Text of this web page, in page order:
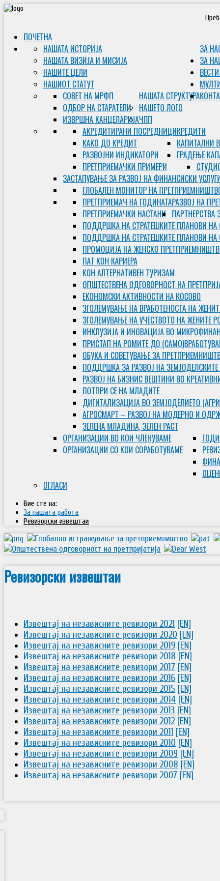
ПОЧЕТНА
ЗА
НАШАТА ИСТОРИЈА
НАШАТА ВИЗИЈА И МИСИЈА
НАШИТЕ ЦЕЛИ
НАШИОТ СТАТУТ
НАШАТА СТРУКТУРА
СОВЕТ НА МРФП
ОДБОР НА СТАРАТЕЛИ
ИЗВРШНА КАНЦЕЛАРИЈА
НАШЕТО ЛОГО
ЧПП
ЗА
КРЕДИТИ
АКРЕДИТИРАНИ ПОСРЕДНИЦИ
КАКО ДО КРЕДИТ
РАЗВОЈНИ ИНДИКАТОРИ
ПРЕТПРИЕМАЧКИ ПРИМЕРИ
КАПИТАЛНИ
ГРАДЕЊЕ
ЗАСТАПУВАЊЕ ЗА РАЗВОЈ НА ФИНАНСИСКИ
ГЛОБАЛЕН МОНИТОР НА
РАЗВОЈ НА
ПРЕТПРИЕМАЧ НА ГОДИНАТА
ПРЕТПРИЕМАЧКИ НАСТАНИ ПАРТНЕРСТВА
ПОДДРШКА НА СТРАТЕШКИТЕ ПЛАНОВИ НА
ПОДДРШКА НА СТРАТЕШКИТЕ ПЛАНОВИ НА
ПРОМОЦИЈА НА ЖЕНСКО
ПАТ КОН КАРИЕРА
КОН АЛТЕРНАТИВЕН ТУРИЗАМ
ОПШТЕСТВЕНА ОДГОВОРНОСТ НА
ЕКОНОМСКИ АКТИВНОСТИ НА КОСОВО
ЗГОЛЕМУВАЊЕ НА ВРАБОТЕНОСТА НА
ЗГОЛЕМУВАЊЕ НА УЧЕСТВОТО НА ЖЕНИТЕ
ИНКЛУЗИЈА И ИНОВАЦИЈА ВО
ПРИСТАП НА РОМИТЕ ДО
ОБУКА И СОВЕТУВАЊЕ ЗА
ПОДДРШКА ЗА РАЗВОЈ НА
РАЗВОЈ НА БИЗНИС ВЕШТИНИ ВО
ПОТПРИ СЕ НА МЛАДИТЕ
ДИГИТАЛИЗАЦИЈА ВО ЗЕМЈОДЕЛИЕТО
АГРОСМАРТ – РАЗВОЈ НА МОДЕРНО И
ЗЕЛЕНА МЛАДИНА, ЗЕЛЕН РАСТ
ОРГAНИЗАЦИИ ВО КОИ ЧЛЕНУВАМЕ
ОРГАНИЗАЦИИ СО КОИ СОРАБОТУВАМЕ
ОГЛАСИ
Вие сте на:
За нашата работа
Ревизорски извештаи
Ревизорски извештаи
Извештај на независните ревизори 2021 [EN]
Извештај на независните ревизори 2020 [EN]
Извештај на независните ревизори 2019 [EN]
Извештај на независните ревизори 2018 [EN]
Извештај на независните ревизори 2017 [EN]
Извештај на независните ревизори 2016 [EN]
Извештај на независните ревизори 2015 [EN]
Извештај на независните ревизори 2014 [EN]
Извештај на независните ревизори 2013 [EN]
Извештај на независните ревизори 2012 [EN]
Извештај на независните ревизори 2011 [EN]
Извештај на независните ревизори 2010 [EN]
Извештај на независните ревизори 2009 [EN]
Извештај на независните ревизори 2008 [EN]
Извештај на независните ревизори 2007 [EN]